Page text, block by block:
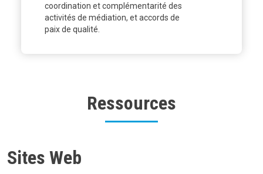
coordination et complémentarité des
activités de médiation, et accords de
paix de qualité.
Ressources
Body
Sites Web